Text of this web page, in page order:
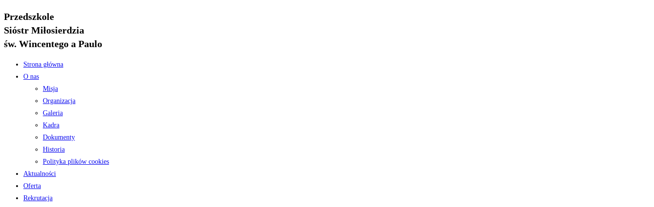
Przedszkole
Sióstr Miłosierdzia
św. Wincentego a Paulo
Strona główna
O nas
Misja
Organizacja
Galeria
Kadra
Dokumenty
Historia
Polityka plików cookies
Aktualności
Oferta
Rekrutacja